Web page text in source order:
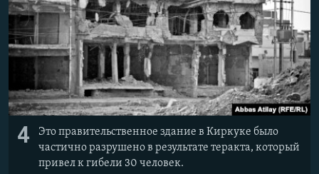
4
Это правительственное здание в Киркуке было
частично разрушено в результате теракта, который
привел к гибели 30 человек.